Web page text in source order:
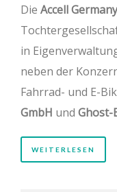
Die Accell
in
neben der
Fahrrad- und E-
GmbH und Ghost-
WEITERLESEN